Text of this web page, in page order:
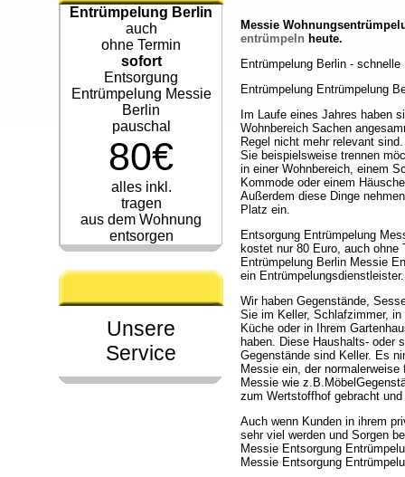
Entrümpelung Berlin
auch
ohne Termin
sofort
Entsorgung
Entrümpelung Messie
Berlin
pauschal
80€
alles inkl.
tragen
aus dem Wohnung
entsorgen
Unsere
Service
Messie
entrümpeln heute.
Entrümpelung Berlin - schnelle
Entrümpelung Entrümpelung
Im Laufe eines Jahres haben
Wohnbereich Sachen
Regel nicht mehr relevant
Sie beispielsweise trennen
in einer Wohnbereich, einem
Kommode oder einem
Außerdem diese Dinge
Platz ein.
Entsorgung Entrümpelung
kostet nur 80 Euro, auch ohne
Entrümpelung Berlin Messie
ein Entrümpelungsdienstleister.
Wir haben Gegenstände,
Sie im Keller, Schlafzimmer, in
Küche oder in Ihrem
haben. Diese Haushalts- oder
Gegenstände sind Keller. Es
Messie ein, der
Messie wie
zum Wertstoffhof gebracht
Auch wenn Kunden in ihrem
sehr viel werden und Sorgen
Messie Entsorgung
Messie Entsorgung